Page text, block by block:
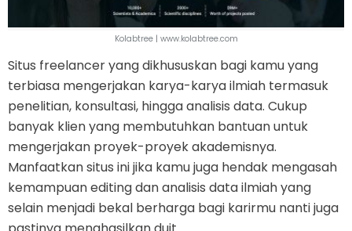
Kolabtree | www.kolabtree.com
Situs freelancer yang dikhususkan bagi kamu yang
terbiasa mengerjakan karya-karya ilmiah termasuk
penelitian, konsultasi, hingga analisis data. Cukup
banyak klien yang membutuhkan bantuan untuk
mengerjakan proyek-proyek akademisnya.
Manfaatkan situs ini jika kamu juga hendak mengasah
kemampuan editing dan analisis data ilmiah yang
selain menjadi bekal berharga bagi karirmu nanti juga